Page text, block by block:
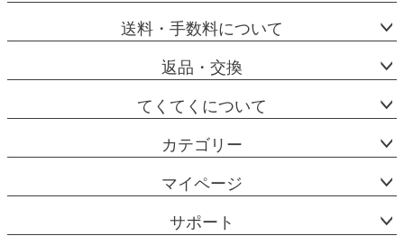
送料・手数料について
返品・交換
てくてくについて
カテゴリー
マイページ
サポート